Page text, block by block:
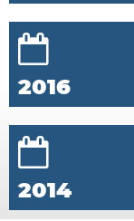
2016
2014